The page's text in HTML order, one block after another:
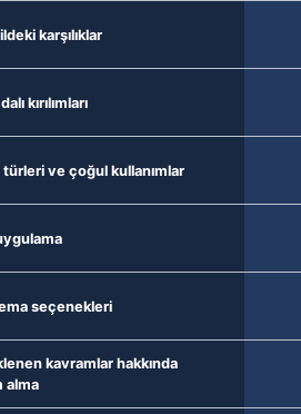
karşılıklar
kırılımları
türleri ve çoğul kullanımlar
seçenekleri
kavramlar hakkında
alma